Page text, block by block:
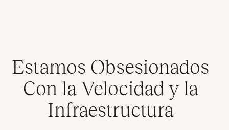
Estamos Obsesionados
Con la Velocidad y la
Infraestructura